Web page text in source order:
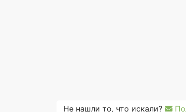
Не нашли то, что искали?